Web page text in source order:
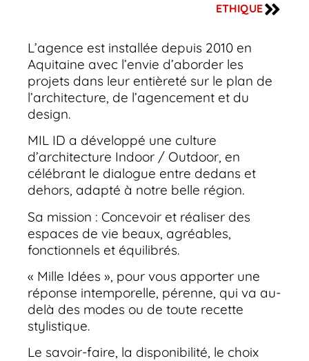
L’agence est installée depuis 2010 en
Aquitaine avec l’envie d’aborder les
projets dans leur entièreté sur le plan de
l’architecture, de l’agencement et du
design.
MIL ID a développé une culture
d’architecture Indoor / Outdoor, en
célébrant le dialogue entre dedans et
dehors, adapté à notre belle région.
Sa mission : Concevoir et réaliser des
espaces de vie beaux, agréables,
fonctionnels et équilibrés.
« Mille Idées », pour vous apporter une
réponse intemporelle, pérenne, qui va au-
delà des modes ou de toute recette
stylistique.
Le savoir-faire, la disponibilité, le choix
ETHIQUE